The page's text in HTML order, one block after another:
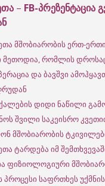
– FB-პრეზენტაცია
მშობიარობის ერთ-
რომლის
და ბავშვი
დიდი ნაწილი
შვილი საკეისრო
მშობიარობის
ტარდება იმ
ფიზიოლოგიური
პროცესი საფრთხეს